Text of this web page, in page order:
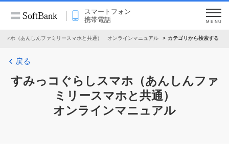
スマートフォン
携帯電話
MENU
マホ（あんしんファミリースマホと共通） オンラインマニュアル カテゴリから検索する
戻る
すみっコぐらしスマホ（あんしんファ
ミリースマホと共通）
オンラインマニュアル